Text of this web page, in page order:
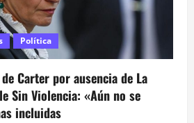
Política
Carter por ausencia de La
Sin Violencia: «Aún no se
incluidas